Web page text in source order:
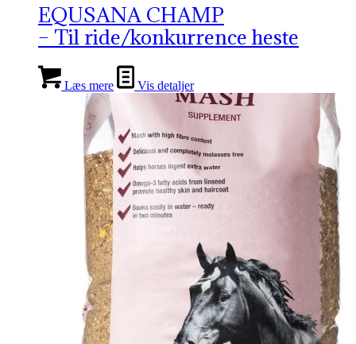
EQUSANA CHAMP
– Til ride/konkurrence heste
Læs mere Vis detaljer